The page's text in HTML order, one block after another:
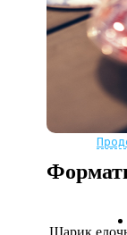
Не
Мы
Шарик